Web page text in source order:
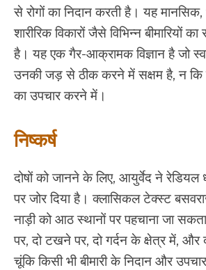
से रोगों का निदान करती है। यह
शारीरिक विकारों जैसे विभिन्न बीमारियों
है। यह एक गैर-आक्रामक विज्ञान है जो
उनकी जड़ से ठीक करने में सक्षम है, न
का उपचार करने में।
निष्कर्ष
दोषों को जानने के लिए, आयुर्वेद ने रेडियल
पर जोर दिया है। क्लासिकल टेक्स्ट
नाड़ी को आठ स्थानों पर पहचाना जा
पर, दो टखने पर, दो गर्दन के क्षेत्र में, और
चूंकि किसी भी बीमारी के निदान और